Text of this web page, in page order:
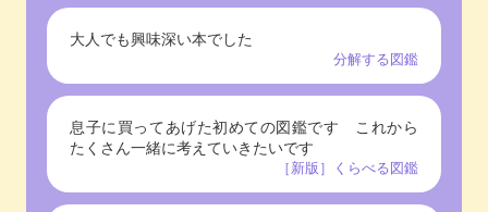
大人でも興味深い本でした
分解する図鑑
息子に買ってあげた初めての図鑑です これから
たくさん一緒に考えていきたいです
［新版］くらべる図鑑